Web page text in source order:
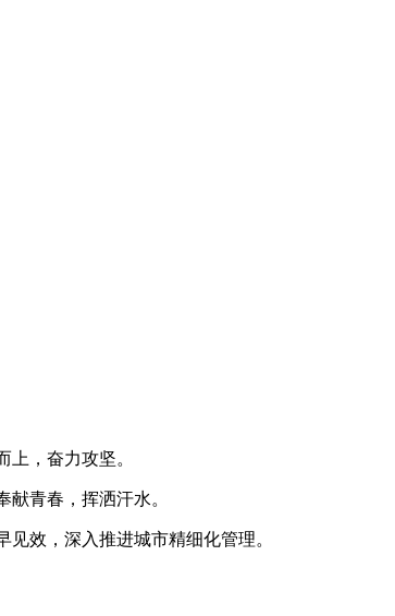
，奋力攻坚。
青春，挥洒汗水。
效，深入推进城市精细化管理。